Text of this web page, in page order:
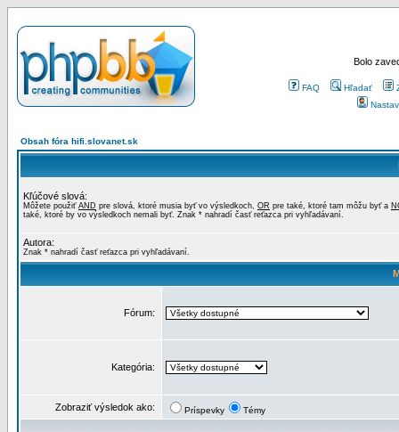
Bolo
FAQ Hľadať
Obsah fóra hifi.slovanet.sk
Kľúčové slová:
Môžete použiť AND pre slová, ktoré musia byť vo výsledkoch, OR pre také, ktoré tam môžu byť a
také, ktoré by vo výsledkoch nemali byť. Znak * nahradí časť reťazca pri vyhľadávaní.
Autora:
Znak * nahradí časť reťazca pri vyhľadávaní.
Fórum:
Kategória:
Zobraziť výsledok ako: Príspevky Témy